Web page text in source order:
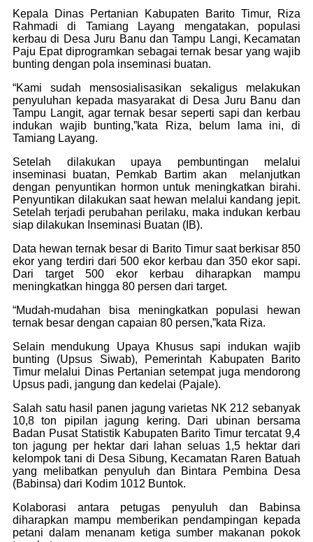
Kepala Dinas Pertanian Kabupaten Barito Timur, Riza
Rahmadi di Tamiang Layang mengatakan, populasi
kerbau di Desa Juru Banu dan Tampu Langi, Kecamatan
Paju Epat diprogramkan sebagai ternak besar yang wajib
bunting dengan pola inseminasi buatan.
“Kami sudah mensosialisasikan sekaligus melakukan
penyuluhan kepada masyarakat di Desa Juru Banu dan
Tampu Langit, agar ternak besar seperti sapi dan kerbau
indukan wajib bunting,”kata Riza, belum lama ini, di
Tamiang Layang.
Setelah dilakukan upaya pembuntingan melalui
inseminasi buatan, Pemkab Bartim akan melanjutkan
dengan penyuntikan hormon untuk meningkatkan birahi.
Penyuntikan dilakukan saat hewan melalui kandang jepit.
Setelah terjadi perubahan perilaku, maka indukan kerbau
siap dilakukan Inseminasi Buatan (IB).
Data hewan ternak besar di Barito Timur saat berkisar 850
ekor yang terdiri dari 500 ekor kerbau dan 350 ekor sapi.
Dari target 500 ekor kerbau diharapkan mampu
meningkatkan hingga 80 persen dari target.
“Mudah-mudahan bisa meningkatkan populasi hewan
ternak besar dengan capaian 80 persen,”kata Riza.
Selain mendukung Upaya Khusus sapi indukan wajib
bunting (Upsus Siwab), Pemerintah Kabupaten Barito
Timur melalui Dinas Pertanian setempat juga mendorong
Upsus padi, jangung dan kedelai (Pajale).
Salah satu hasil panen jagung varietas NK 212 sebanyak
10,8 ton pipilan jagung kering. Dari ubinan bersama
Badan Pusat Statistik Kabupaten Barito Timur tercatat 9,4
ton jagung per hektar dari lahan seluas 1,5 hektar dari
kelompok tani di Desa Sibung, Kecamatan Raren Batuah
yang melibatkan penyuluh dan Bintara Pembina Desa
(Babinsa) dari Kodim 1012 Buntok.
Kolaborasi antara petugas penyuluh dan Babinsa
diharapkan mampu memberikan pendampingan kepada
petani dalam menanam ketiga sumber makanan pokok